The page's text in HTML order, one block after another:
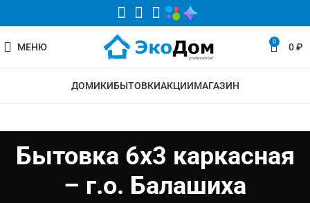
МЕНЮ 0 0₽
ДОМИКИБЫТОВКИАКЦИИМАГАЗИН
Бытовка 6х3 каркасная
– г.о. Балашиха